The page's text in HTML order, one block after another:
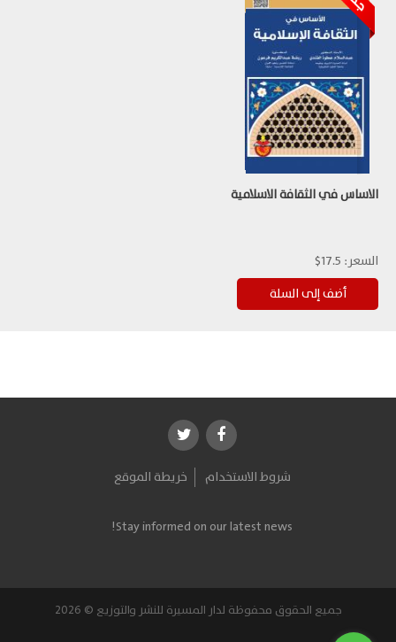
الاساس في الثقافة الاسلامية
السعر: 17.5$
شروط الاستخدام خريطة الموقع
Stay informed on our latest news!
جميع الحقوق محفوظة لدار المسيرة للنشر والتوزيع © 2026